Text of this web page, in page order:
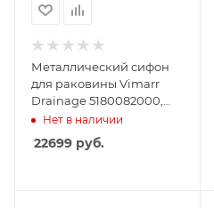
Металлический сифон
для раковины Vimarr
Drainage 5180082000,
матовый белый
Нет в наличии
22699 руб.